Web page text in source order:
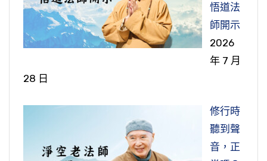
悟道法
師開示
2026
年 7 月
28 日
修行時
聽到聲
音，正